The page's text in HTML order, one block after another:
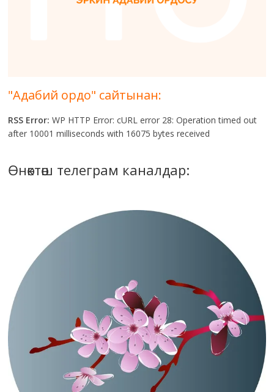
"Адабий ордо" сайтынан:
RSS Error: WP HTTP Error: cURL error 28: Operation timed out
after 10001 milliseconds with 16075 bytes received
Өнөктөш телеграм каналдар: